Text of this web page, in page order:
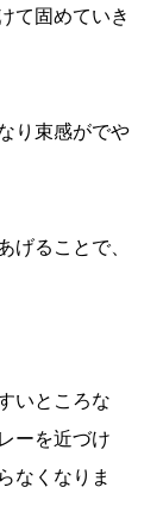
て固めていき
り束感がでや
ることで、
いところな
ーを近づけ
なくなりま